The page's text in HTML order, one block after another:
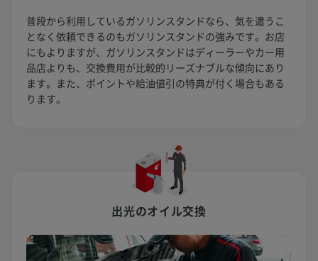
普段から利用しているガソリンスタンドなら、気を遣うこ
となく依頼できるのもガソリンスタンドの強みです。お店
にもよりますが、ガソリンスタンドはディーラーやカー用
品店よりも、交換費用が比較的リーズナブルな傾向にあり
ます。また、ポイントや給油値引の特典が付く場合もある
ります。
出光のオイル交換